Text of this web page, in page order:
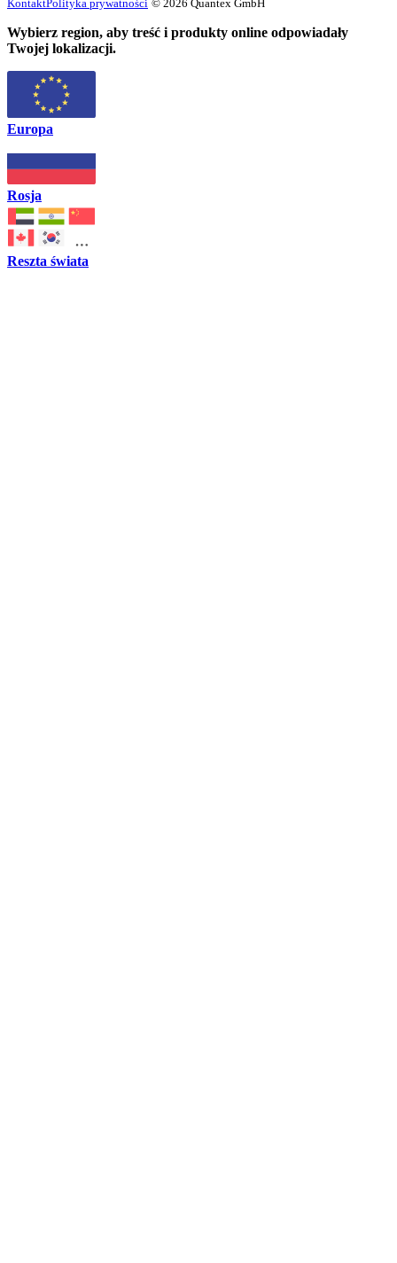
KontaktPolityka prywatności © 2026 Quantex GmbH
Wybierz region, aby treść i produkty online odpowiadały
Twojej lokalizacji.
Europa
Rosja
Reszta świata